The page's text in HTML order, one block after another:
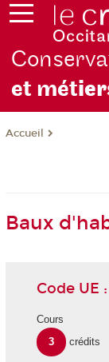
et mét
Accueil
Baux
Code UE
Cours
3
crédits